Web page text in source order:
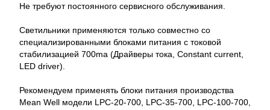
Не требуют постоянного сервисного обслуживания.
Светильники применяются только совместно со
специализированными блоками питания c токовой
стабилизацией 700ma (Драйверы тока, Constant current,
LED driver).
Рекомендуем применять блоки питания производства
Mean Well модели LPC-20-700, LPC-35-700, LPC-100-700,